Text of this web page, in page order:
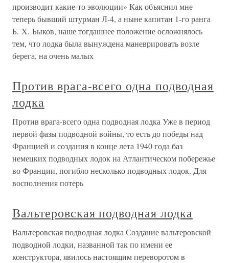
производит какие-то эволюции» Как объяснил мне
теперь бывший штурман Л-4, а ныне капитан 1-го ранга
Б. X. Быков, наше тогдашнее положение осложнялось
тем, что лодка была вынуждена маневрировать возле
берега, на очень малых
Против врага-всего одна подводная
лодка
Против врага-всего одна подводная лодка Уже в период
первой фазы подводной войны, то есть до победы над
Францией и создания в конце лета 1940 года баз
немецких подводных лодок на Атлантическом побережье
во Франции, погибло несколько подводных лодок. Для
восполнения потерь
Вальтеровская подводная лодка
Вальтеровская подводная лодка Создание вальтеровской
подводной лодки, названной так по имени ее
конструктора, явилось настоящим переворотом в